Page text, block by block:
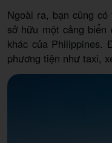
Ngoài ra, bạn cũng
sở hữu một cảng
khác của Philippines.
phương tiện như taxi,